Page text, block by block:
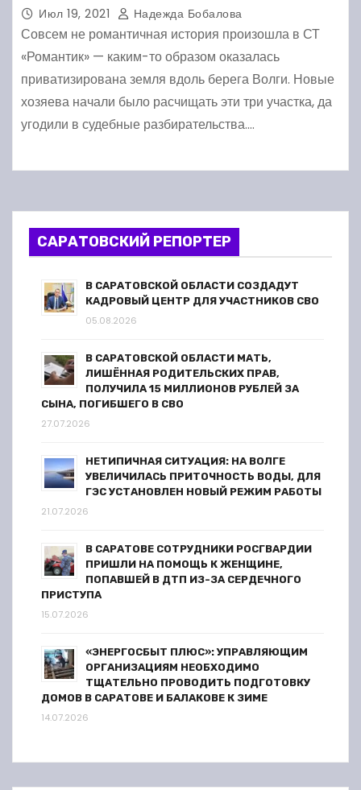
Июл 19, 2021 Надежда Бобалова
Совсем не романтичная история произошла в СТ
«Романтик» — каким-то образом оказалась
приватизирована земля вдоль берега Волги. Новые
хозяева начали было расчищать эти три участка, да
угодили в судебные разбирательства.…
САРАТОВСКИЙ РЕПОРТЕР
В САРАТОВСКОЙ ОБЛАСТИ СОЗДАДУТ
КАДРОВЫЙ ЦЕНТР ДЛЯ УЧАСТНИКОВ СВО
05.08.2026
В САРАТОВСКОЙ ОБЛАСТИ МАТЬ,
ЛИШЁННАЯ РОДИТЕЛЬСКИХ ПРАВ,
ПОЛУЧИЛА 15 МИЛЛИОНОВ РУБЛЕЙ ЗА
СЫНА, ПОГИБШЕГО В СВО
27.07.2026
НЕТИПИЧНАЯ СИТУАЦИЯ: НА ВОЛГЕ
УВЕЛИЧИЛАСЬ ПРИТОЧНОСТЬ ВОДЫ, ДЛЯ
ГЭС УСТАНОВЛЕН НОВЫЙ РЕЖИМ РАБОТЫ
21.07.2026
В САРАТОВЕ СОТРУДНИКИ РОСГВАРДИИ
ПРИШЛИ НА ПОМОЩЬ К ЖЕНЩИНЕ,
ПОПАВШЕЙ В ДТП ИЗ-ЗА СЕРДЕЧНОГО
ПРИСТУПА
15.07.2026
«ЭНЕРГОСБЫТ ПЛЮС»: УПРАВЛЯЮЩИМ
ОРГАНИЗАЦИЯМ НЕОБХОДИМО
ТЩАТЕЛЬНО ПРОВОДИТЬ ПОДГОТОВКУ
ДОМОВ В САРАТОВЕ И БАЛАКОВЕ К ЗИМЕ
14.07.2026